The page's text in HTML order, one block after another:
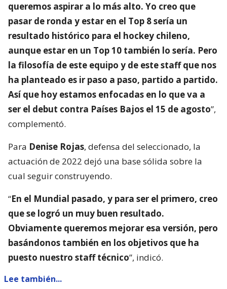
queremos aspirar a lo más alto. Yo creo que
pasar de ronda y estar en el Top 8 sería un
resultado histórico para el hockey chileno,
aunque estar en un Top 10 también lo sería. Pero
la filosofía de este equipo y de este staff que nos
ha planteado es ir paso a paso, partido a partido.
Así que hoy estamos enfocadas en lo que va a
ser el debut contra Países Bajos el 15 de agosto”,
complementó.
Para Denise Rojas, defensa del seleccionado, la
actuación de 2022 dejó una base sólida sobre la
cual seguir construyendo.
“En el Mundial pasado, y para ser el primero, creo
que se logró un muy buen resultado.
Obviamente queremos mejorar esa versión, pero
basándonos también en los objetivos que ha
puesto nuestro staff técnico”, indicó.
Lee también...